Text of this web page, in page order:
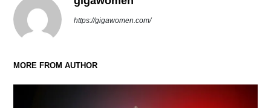
https://gigawomen.com/
MORE FROM AUTHOR